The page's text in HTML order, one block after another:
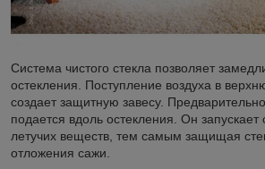
Система чистого стекла позволяет
остекления. Поступление воздуха в
создает защитную завесу.
подается вдоль остекления. Он запускает
летучих веществ, тем самым защищая
отложения сажи.